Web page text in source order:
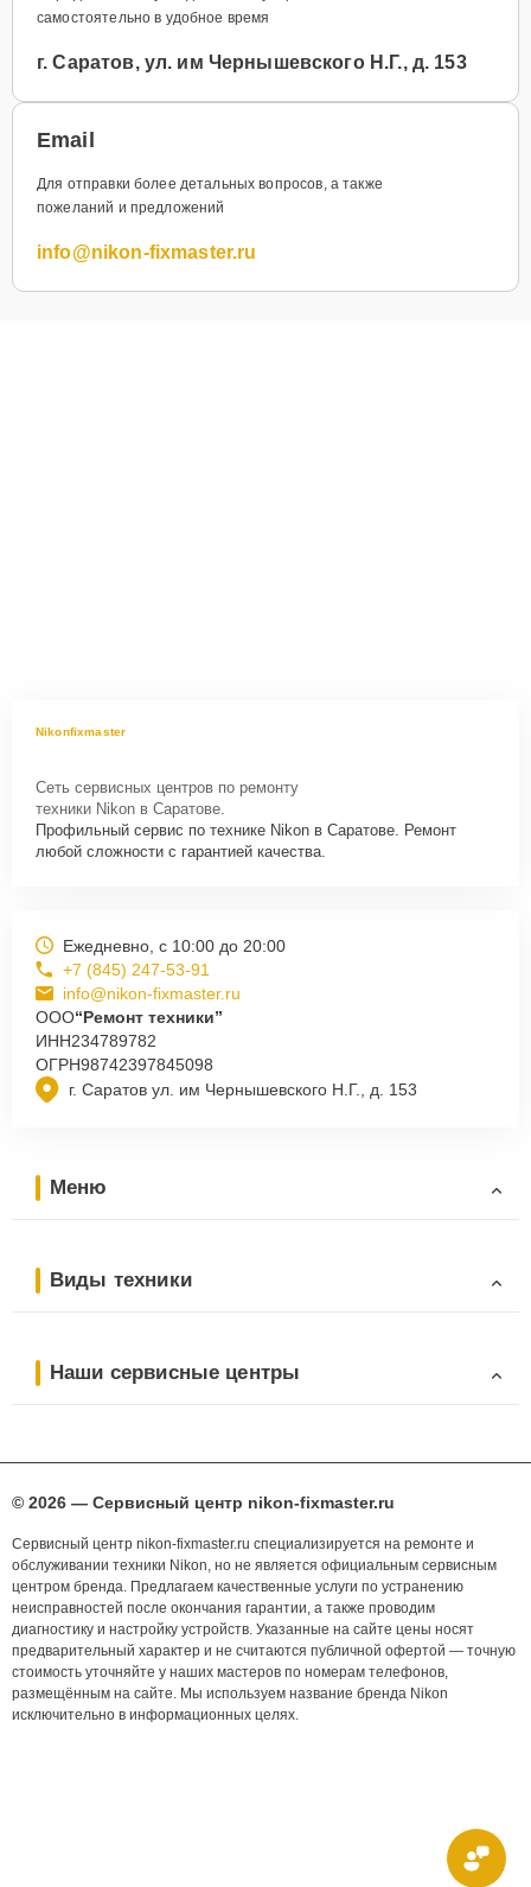
самостоятельно в удобное время
г. Саратов, ул. им Чернышевского Н.Г., д. 153
Email
Для отправки более детальных вопросов, а также
пожеланий и предложений
info@nikon-fixmaster.ru
Nikonfixmaster
Сеть сервисных центров по ремонту
техники Nikon в Саратове.
Профильный сервис по технике Nikon в Саратове. Ремонт
любой сложности с гарантией качества.
г. Саратов ул. им Чернышевского Н.Г., д. 153
Ежедневно, с 10:00 до 20:00
+7 (845) 247-53-91
info@nikon-fixmaster.ru
ООО“Ремонт техники”
ИНН234789782
ОГРН98742397845098
Меню
Виды техники
Наши сервисные центры
© 2026 — Сервисный центр nikon-fixmaster.ru
Сервисный центр nikon-fixmaster.ru специализируется на ремонте и
обслуживании техники Nikon, но не является официальным сервисным
центром бренда. Предлагаем качественные услуги по устранению
неисправностей после окончания гарантии, а также проводим
диагностику и настройку устройств. Указанные на сайте цены носят
предварительный характер и не считаются публичной офертой — точную
стоимость уточняйте у наших мастеров по номерам телефонов,
размещённым на сайте. Мы используем название бренда Nikon
исключительно в информационных целях.